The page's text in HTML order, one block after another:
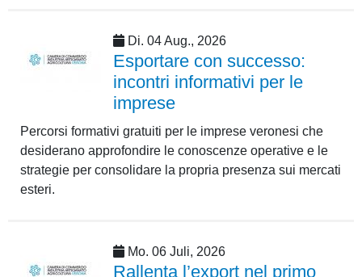
Di. 04 Aug., 2026
Esportare con successo:
incontri informativi per le
imprese
Percorsi formativi gratuiti per le imprese veronesi che
desiderano approfondire le conoscenze operative e le
strategie per consolidare la propria presenza sui mercati
esteri.
Mo. 06 Juli, 2026
Rallenta l’export nel primo